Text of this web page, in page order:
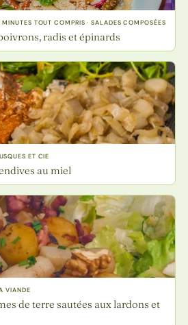
TOUT COMPRIS · SALADES COMPOSÉES
radis et épinards
ET CIE
au miel
VIANDE
de terre sautées aux lardons et